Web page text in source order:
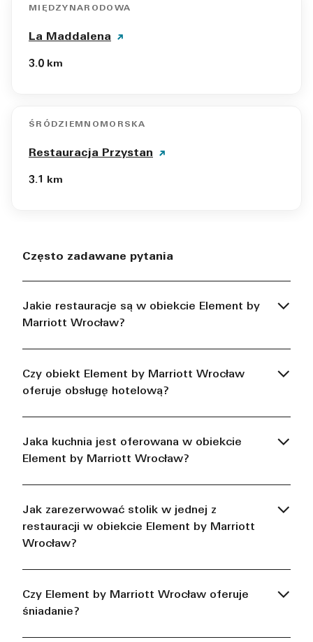
MIĘDZYNARODOWA
La Maddalena
3.0 km
ŚRÓDZIEMNOMORSKA
Restauracja Przystan
3.1 km
Często zadawane pytania
Jakie restauracje są w obiekcie Element by
Marriott Wrocław?
Czy obiekt Element by Marriott Wrocław
oferuje obsługę hotelową?
Jaka kuchnia jest oferowana w obiekcie
Element by Marriott Wrocław?
Jak zarezerwować stolik w jednej z
restauracji w obiekcie Element by Marriott
Wrocław?
Czy Element by Marriott Wrocław oferuje
śniadanie?